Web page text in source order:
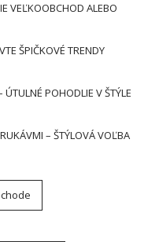
VEĽKOOBCHOD ALEBO
ŠPIČKOVÉ TRENDY
POHODLIE V ŠTÝLE
– ŠTÝLOVÁ VOĽBA